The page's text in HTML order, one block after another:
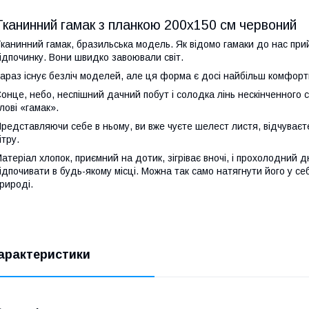
гамак з планкою 200х150 см червоний
гамак, бразильська модель. Як відомо гамаки до нас
Вони швидко завоювали світ.
існує безліч моделей, але ця форма є досі найбільш
небо, неспішний дачний побут і солодка лінь
«гамак».
себе в ньому, ви вже чуєте шелест листя,
хлопок, приємний на дотик, зігріває вночі, і
в будь-якому місці. Можна так само натягнути його у